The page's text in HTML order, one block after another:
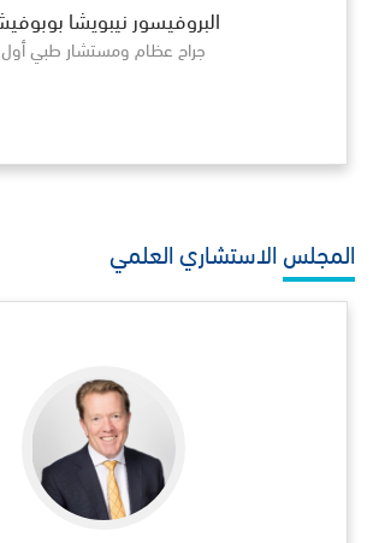
البروفيسور نيبويشا
جراح عظام ومستشار طبي أول
المجلس الاستشاري العلمي